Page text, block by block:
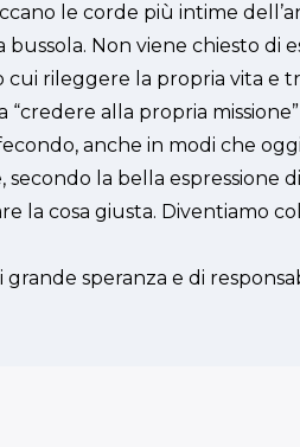
le corde più intime
bussola. Non viene chiesto
rileggere la propria vita e
“credere alla propria
anche in modi che
la bella espressione
la cosa giusta. Diventiamo
speranza e di